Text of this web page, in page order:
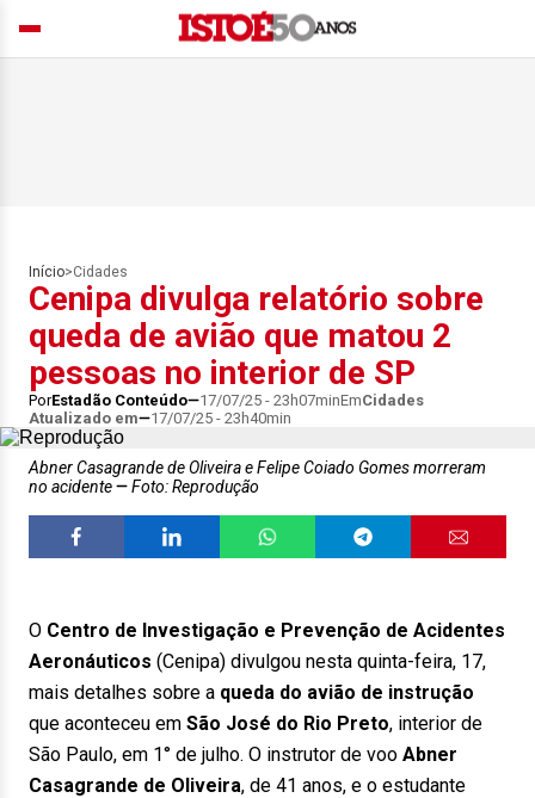
Início>Cidades
Cenipa divulga relatório sobre
queda de avião que matou 2
pessoas no interior de SP
PorEstadão Conteúdo 17/07/25 - 23h07minEmCidades
Atualizado em
17/07/25 - 23h40min
Abner Casagrande de Oliveira e Felipe Coiado Gomes morreram
no acidente
Foto: Reprodução
O Centro de Investigação e Prevenção de Acidentes
Aeronáuticos (Cenipa) divulgou nesta quinta-feira, 17,
mais detalhes sobre a queda do avião de instrução
que aconteceu em São José do Rio Preto, interior de
São Paulo, em 1° de julho. O instrutor de voo Abner
Casagrande de Oliveira, de 41 anos, e o estudante